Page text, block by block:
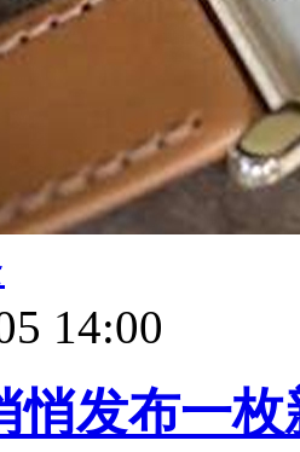
14:00
悄发布一